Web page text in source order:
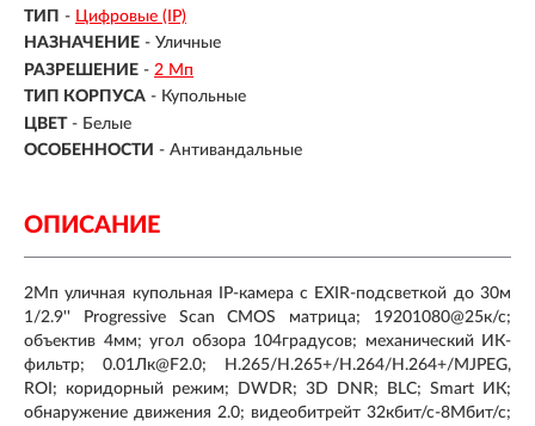
ТИП - Цифровые (IP)
НАЗНАЧЕНИЕ - Уличные
РАЗРЕШЕНИЕ - 2 Мп
ТИП КОРПУСА - Купольные
ЦВЕТ - Белые
ОСОБЕННОСТИ - Антивандальные
ОПИСАНИЕ
2Мп уличная купольная IP-камера с EXIR-подсветкой до 30м
1/2.9'' Progressive Scan CMOS матрица; 19201080@25к/с;
объектив 4мм; угол обзора 104градусов; механический ИК-
фильтр; 0.01Лк@F2.0; H.265/H.265+/H.264/H.264+/MJPEG,
ROI; коридорный режим; DWDR; 3D DNR; BLC; Smart ИК;
обнаружение движения 2.0; видеобитрейт 32кбит/с-8Мбит/с;